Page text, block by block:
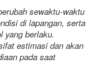
sewaktu-waktu
di lapangan, serta
yang berlaku.
estimasi dan akan
pada saat